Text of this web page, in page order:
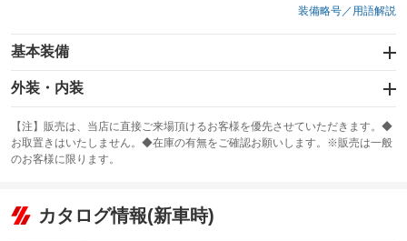
装備略号／用語解説
基本装備
エアバッグ：運転席/助手席/サイド
：装備あり
：装備なし
サンルーフ
：装備なし ABS
リフトアップ
：装備なし
外装・内装
カーナビ：SDナビ
：装備あり
TV：フルセグ
：装備あり
ビジュアル：-／DVD再生
：装備あり
【注】販売は、当店に直接ご来場頂けるお客様を優先させていただきます。◆
お取置きはいたしません。◆在庫の有無をご確認お願いします。※販売は一般
のお客様に限ります。
カタログ情報(新車時)